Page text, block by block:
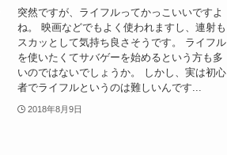
突然ですが、ライフルってかっこいいですよ
ね。 映画などでもよく使われますし、連射も
スカッとして気持ち良さそうです。 ライフル
を使いたくてサバゲーを始めるという方も多
いのではないでしょうか。 しかし、実は初心
者でライフルというのは難しいんです...
2018年8月9日